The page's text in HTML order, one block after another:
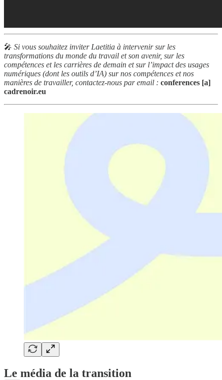
🎤 Si vous souhaitez inviter Laetitia à intervenir sur les
transformations du monde du travail et son avenir, sur les
compétences et les carrières de demain et sur l’impact des usages
numériques (dont les outils d’IA) sur nos compétences et nos
manières de travailler, contactez-nous par email : conferences [a]
cadrenoir.eu
Le média de la transition